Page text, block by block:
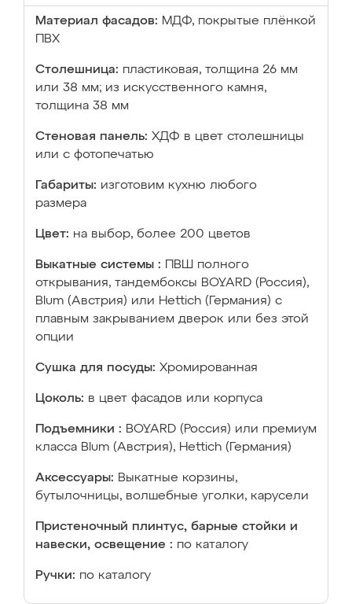
Материал фасадов: МДФ, покрытые плёнкой
ПВХ
Столешница: пластиковая, толщина 26 мм
или 38 мм; из искусственного камня,
толщина 38 мм
Стеновая панель: ХДФ в цвет столешницы
или с фотопечатью
Габариты: изготовим кухню любого
размера
Цвет: на выбор, более 200 цветов
Выкатные системы :
ПВШ полного
открывания, тандембоксы BOYARD (Россия),
Blum (Австрия) или Hettich (Германия) с
плавным закрыванием дверок или без этой
опции
Сушка для посуды: Хромированная
Цоколь: в цвет фасадов или корпуса
Подъемники : BOYARD (Россия) или премиум
класса Blum (Австрия), Hettich (Германия)
Аксессуары: Выкатные корзины,
бутылочницы, волшебные уголки, карусели
Пристеночный плинтус, барные стойки и
навески, освещение : по каталогу
Ручки: по каталогу